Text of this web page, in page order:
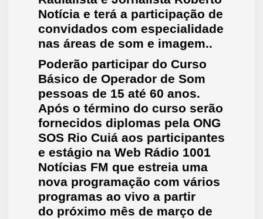
Notícia e terá a participação de
convidados com especialidade
nas áreas de som e imagem..
Poderão participar do Curso
Básico de Operador de Som
pessoas de 15 até 60 anos.
Após o término do curso serão
fornecidos diplomas pela ONG
SOS Rio Cuiá aos participantes
e estágio na Web Rádio 1001
Notícias FM que estreia uma
nova programação com vários
programas ao vivo a partir
do próximo mês de março de